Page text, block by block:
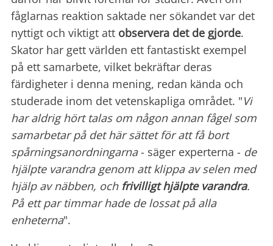
fåglarnas reaktion saktade ner sökandet var det
nyttigt och viktigt att observera det de gjorde.
Skator har gett världen ett fantastiskt exempel
på ett samarbete, vilket bekräftar deras
färdigheter i denna mening, redan kända och
studerade inom det vetenskapliga området. "Vi
har aldrig hört talas om någon annan fågel som
samarbetar på det här sättet för att få bort
spårningsanordningarna- säger experterna - de
hjälpte varandra genom att klippa av selen med
hjälp av näbben, och frivilligt hjälpte varandra.
På ett par timmar hade de lossat på alla
enheterna".